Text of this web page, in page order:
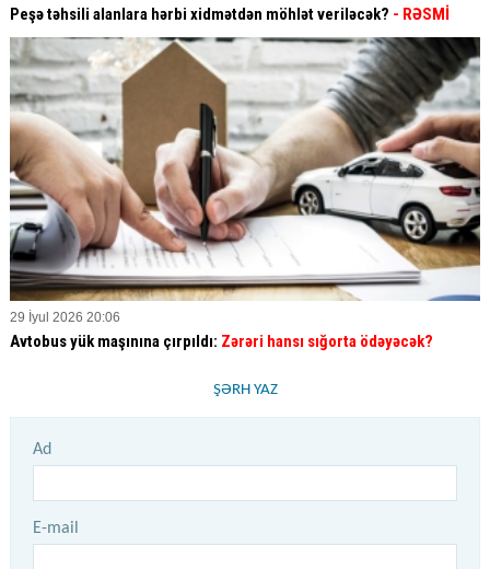
Peşə təhsili alanlara hərbi xidmətdən möhlət veriləcək? - RƏSMİ
29 İyul 2026 20:06
Avtobus yük maşınına çırpıldı: Zərəri hansı sığorta ödəyəcək?
ŞƏRH YAZ
Ad
E-mail